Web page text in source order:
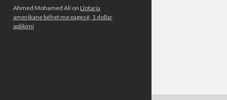
Ahmed Mohamed Alion Llotaria
amerikane bëhet me pagesë, 1 dollar
aplikimi